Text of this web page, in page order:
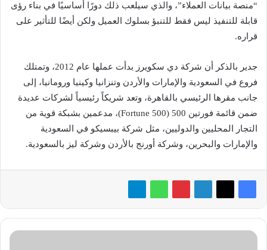
“منصة بيانات العملاء”، والذي سيلعب ذلك دورًا أساسيًا في بناء رؤى
قابلة للتنفيذ ليس فقط للتنبؤ بسلوك العميل ولكن أيضًا للتأثير على
قراره.
جدير بالذكر أن شركة دي سكويرز بدأت عملها عام 2012، وتمتلك
فروع في السعودية والإمارات والأردن وتنزانيا وكينيا ورومانيا، إلى
جانب مقرها الرئيسي بالقاهرة، وتعد شريكاً رئيسياً لشركات عديدة
ضمن قائمة فورتين 500 (Fortune 500)، مدعمين بشبكة قوية من
التجار المحليين والدوليين، مثل شركة بيبسيكو في السعودية
والإمارات والبحرين، وشركة أورنج بالأردن وشركة ليز بالسعودية.
راية